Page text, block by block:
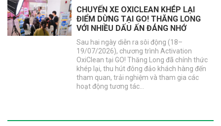
CHUYẾN XE OXICLEAN KHÉP LẠI
ĐIỂM DỪNG TẠI GO! THĂNG LONG
VỚI NHIỀU DẤU ẤN ĐÁNG NHỚ
Sau hai ngày diễn ra sôi động (18–
19/07/2026), chương trình Activation
OxiClean tại GO! Thăng Long đã chính thức
khép lại, thu hút đông đảo khách hàng đến
tham quan, trải nghiệm và tham gia các
hoạt động tương tác…